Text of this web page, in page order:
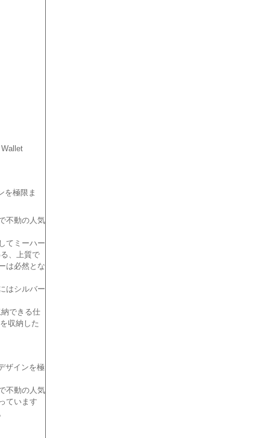
を極限ま
不動の人気
てミーハー
、上質で
は必然とな
はシルバー
できる仕
収納した
ザインを極
不動の人気
ています